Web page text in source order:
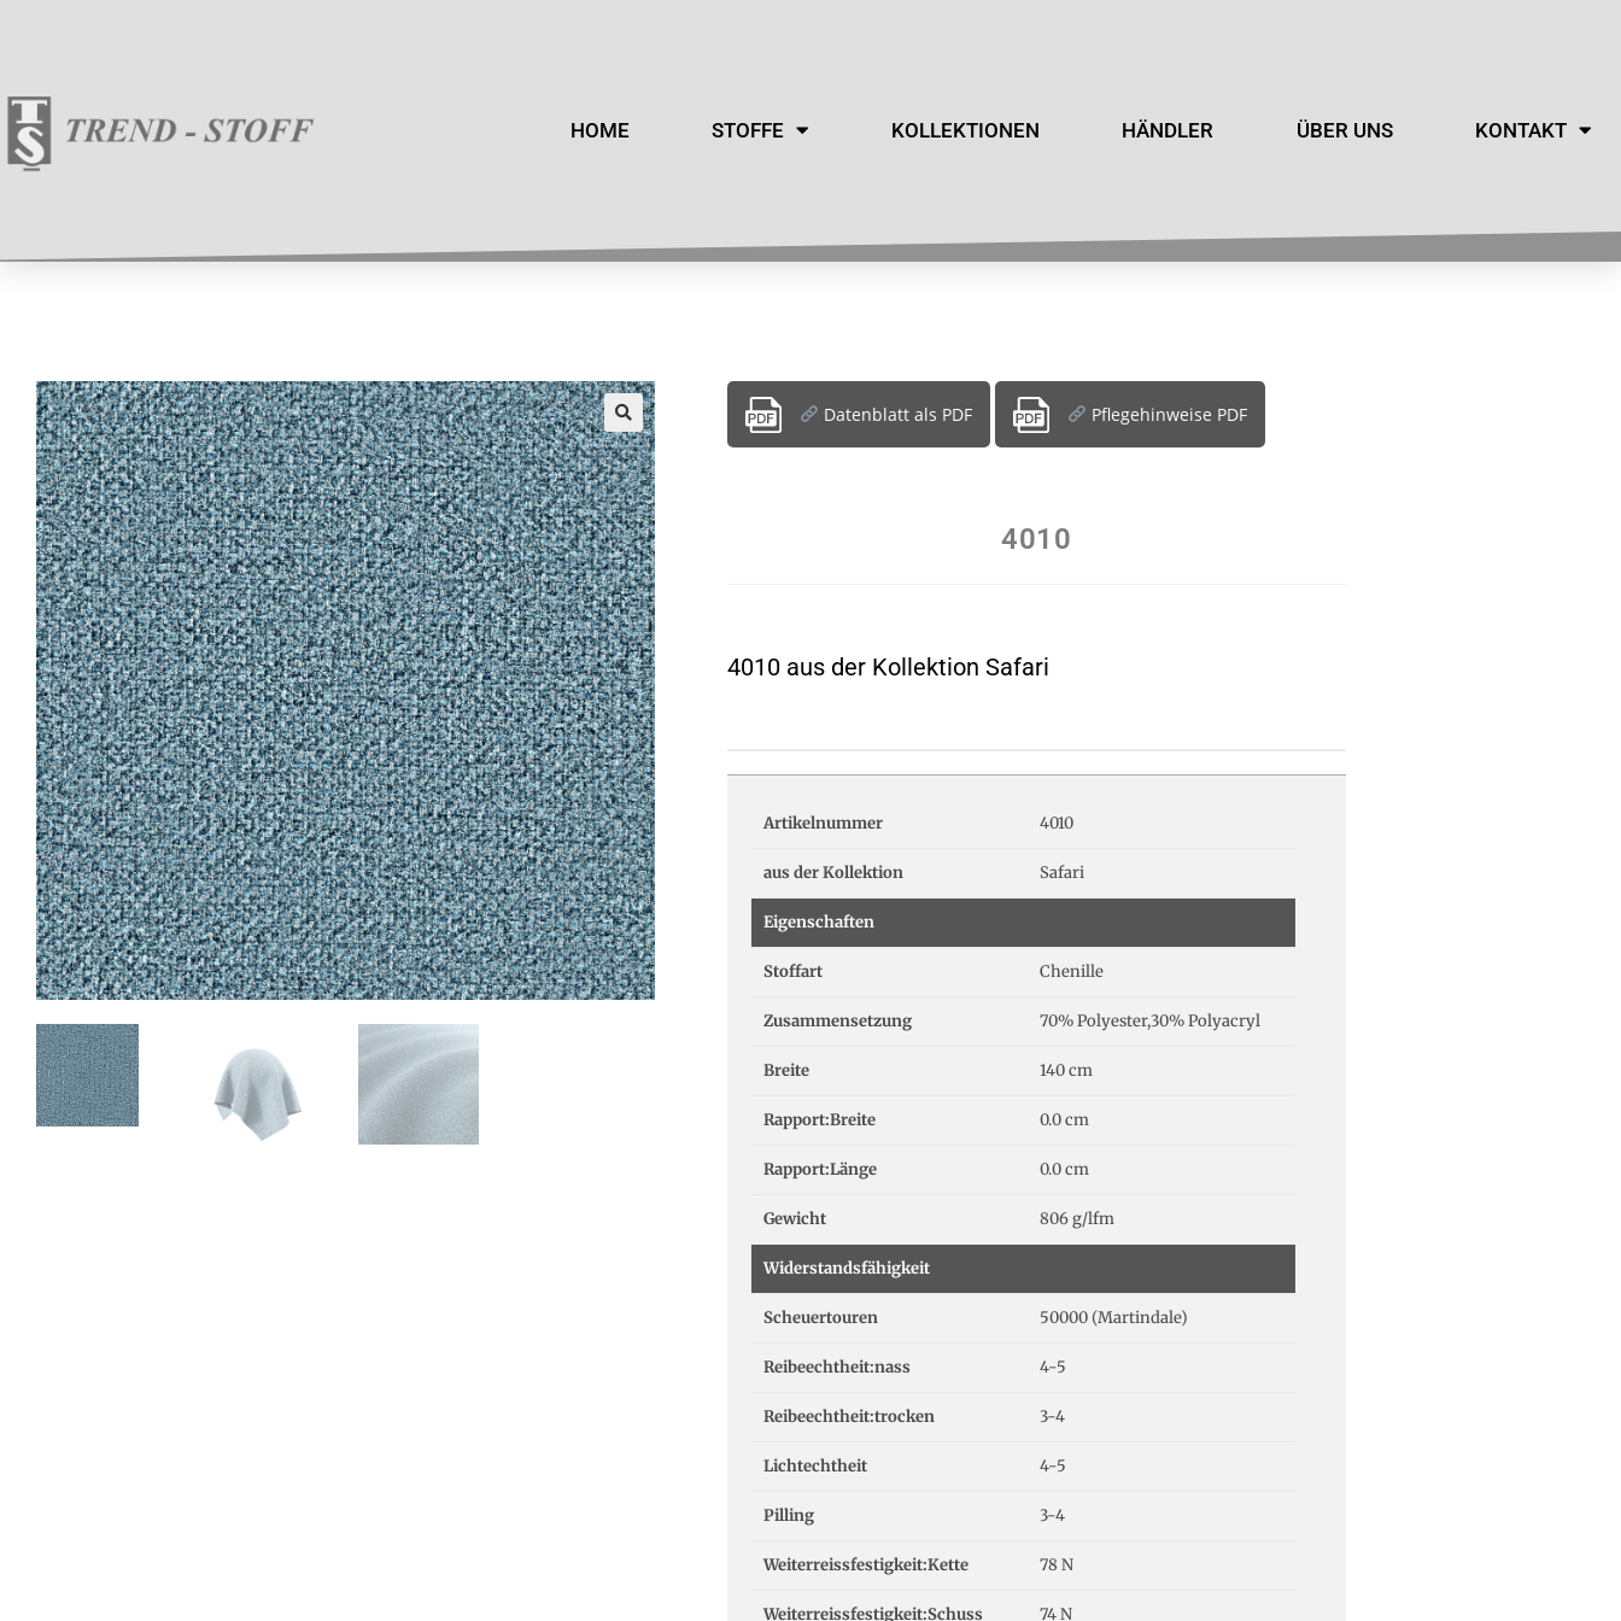
HOME STOFFE KOLLEKTIONEN HÄNDLER ÜBER UNS KONTAKT
Datenblatt als PDF Pflegehinweise PDF
4010
4010 aus der Kollektion Safari
Artikelnummer 4010
aus der Kollektion Safari
Eigenschaften
Stoffart Chenille
Zusammensetzung 70% Polyester,30% Polyacryl
Breite 140 cm
Rapport:Breite 0.0 cm
Rapport:Länge 0.0 cm
Gewicht 806 g/lfm
Widerstandsfähigkeit
Scheuertouren 50000 (Martindale)
Reibeechtheit:nass 4-5
Reibeechtheit:trocken 3-4
Lichtechtheit 4-5
Pilling 3-4
Weiterreissfestigkeit:Kette 78 N
Weiterreissfestigkeit:Schuss 74 N